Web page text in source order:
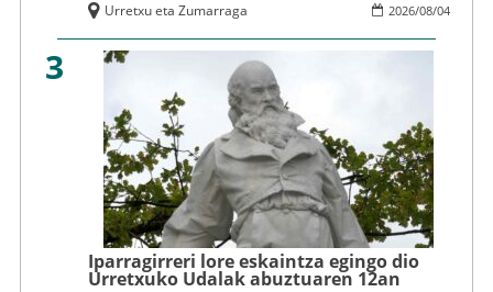
2026/08/04
Urretxu eta Zumarraga
3
Iparragirreri lore eskaintza egingo dio
Urretxuko Udalak abuztuaren 12an